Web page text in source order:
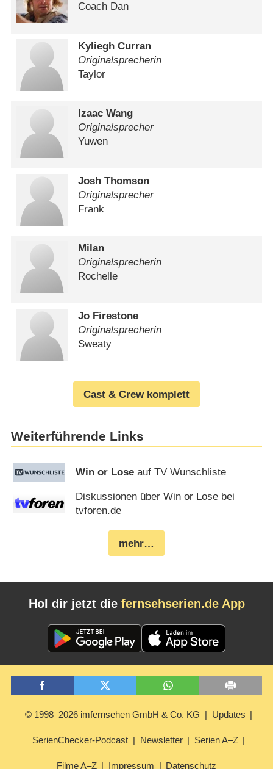
Coach Dan
Kyliegh Curran
Originalsprecherin
Taylor
Izaac Wang
Originalsprecher
Yuwen
Josh Thomson
Originalsprecher
Frank
Milan
Originalsprecherin
Rochelle
Jo Firestone
Originalsprecherin
Sweaty
Cast & Crew komplett
Weiterführende Links
Win or Lose auf TV Wunschliste
Diskussionen über Win or Lose bei
tvforen.de
mehr…
Hol dir jetzt die fernsehserien.de App
© 1998–2026 imfernsehen GmbH & Co. KG Updates
SerienChecker-Podcast Newsletter Serien A–Z
Filme A–Z Impressum Datenschutz